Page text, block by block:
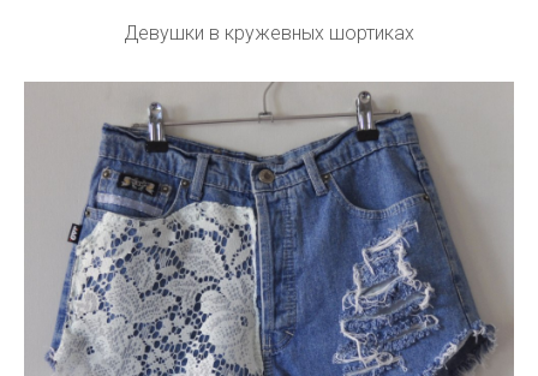
Девушки в кружевных шортиках